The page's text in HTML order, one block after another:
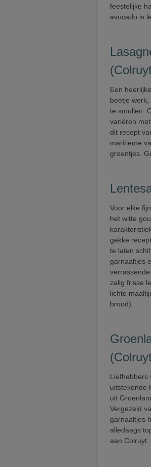
feestelijke
avocado is
Een
beetje
te smullen.
variëren
dit recept
maritieme
groentjes.
Voor elke
het witte
gekke
te laten
garnaaltjes
zalig frisse
lichte
brood).
Liefhebbers
uitstekende
uit
Vergezeld
garnaaltjes
alledaags
aan Colruyt.